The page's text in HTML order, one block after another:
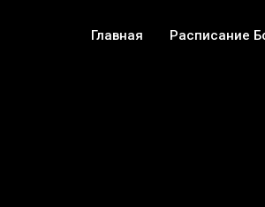
Главная Расписание